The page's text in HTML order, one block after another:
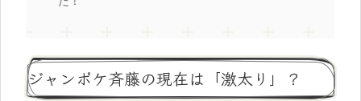
ジャンポケ斉藤の現在は「激太り」？